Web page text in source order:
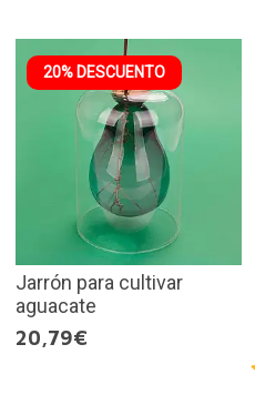
20% DESCUENTO
Jarrón para cultivar
aguacate
20,79€